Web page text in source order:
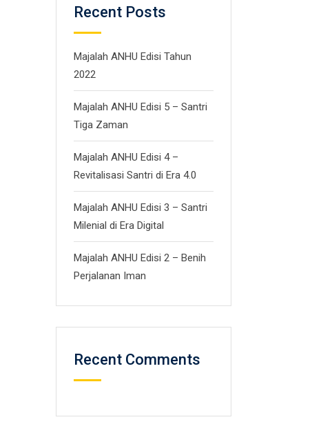
Recent Posts
Majalah ANHU Edisi Tahun
2022
Majalah ANHU Edisi 5 – Santri
Tiga Zaman
Majalah ANHU Edisi 4 –
Revitalisasi Santri di Era 4.0
Majalah ANHU Edisi 3 – Santri
Milenial di Era Digital
Majalah ANHU Edisi 2 – Benih
Perjalanan Iman
Recent Comments